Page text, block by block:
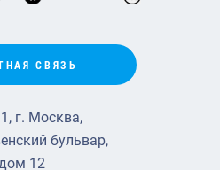
СВЯЗЬ
г. Москва,
бульвар,
12